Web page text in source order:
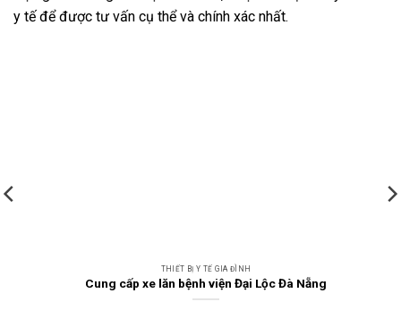
y tế để được tư vấn cụ thể và chính xác nhất.
THIẾT BỊ Y TẾ GIA ĐÌNH
Cung cấp xe lăn bệnh viện Đại Lộc Đà Nẵng